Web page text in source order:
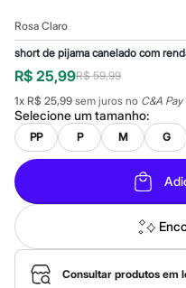
Até 60% off
A partir de 60% off
Feminino
Em alta
Inverno
Alfaiataria
Novidades
Roupas
Blusas e Camisetas
Básicos
Calças
Casacos e Jaquetas
Jeans
Macacões
Saias
Shorts e Bermudas
Vestidos
Rosa Claro
short de pijama canelado com
R$ 25,99R$ 59,99
1x R$ 25,99 sem juros no C&A Pay
Selecione umtamanho:
PP P M G
Consultar produtos em